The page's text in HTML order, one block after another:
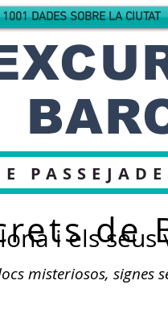
1001 DADES SOBRE LA CIUTAT
i elsde
misteriosos, signes